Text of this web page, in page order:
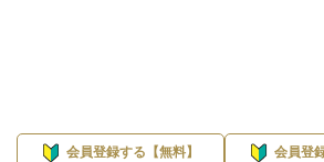
会員登録する【無料】 会員登